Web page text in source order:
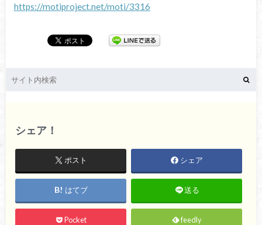
https://motiproject.net/moti/3316
シェア！
ポスト シェア
はてブ 送る
Pocket feedly